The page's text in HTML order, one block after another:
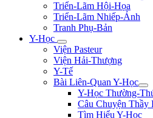
Triển-Lãm Hội-Họa
Triển-Lãm Nhiếp-Ảnh
Tranh Phụ-Bản
Y-Học
Viện Pasteur
Viện Hải-Thượng
Y-Tế
Bài Liên-Quan Y-Học
Y-Học Thường-
Câu Chuyện Thầy
Tìm Hiểu Y-Hoc